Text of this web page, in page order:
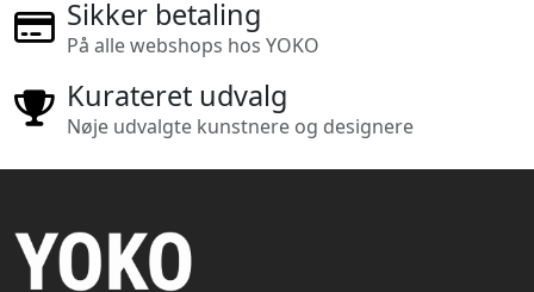
Sikker betaling
På alle webshops hos YOKO
Kurateret udvalg
Nøje udvalgte kunstnere og designere